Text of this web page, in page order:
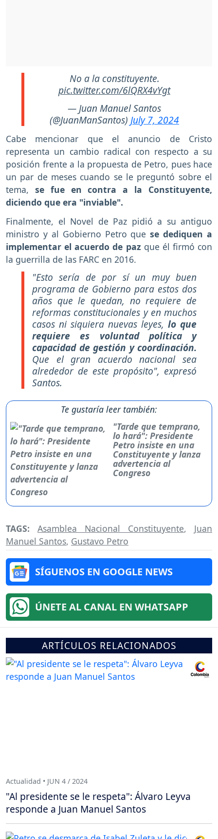
No a la constituyente.
pic.twitter.com/6lQRX4vYgt
— Juan Manuel Santos
(@JuanManSantos) July 7, 2024
Cabe mencionar que el anuncio de Cristo
representa un cambio radical con respecto a su
posición frente a la propuesta de Petro, pues hace
un par de meses cuando se le preguntó sobre el
tema, se fue en contra a la Constituyente,
diciendo que era "inviable".
Finalmente, el Novel de Paz pidió a su antiguo
ministro y al Gobierno Petro quese dediquen a
implementar el acuerdo de paz que él firmó con
la guerrilla de las FARC en 2016.
"Esto sería de por sí un muy buen
programa de Gobierno para estos dos
años que le quedan, no requiere de
reformas constitucionales y en muchos
casos ni siquiera nuevas leyes, lo que
requiere es voluntad política y
capacidad de gestión y coordinación.
Que el gran acuerdo nacional sea
alrededor de este propósito", expresó
Santos.
Te gustaría leer también:
"Tarde que temprano,
lo hará": Presidente
Petro insiste en una
Constituyente y lanza
advertencia al
Congreso
TAGS: Asamblea Nacional Constituyente, Juan
Manuel Santos, Gustavo Petro
SÍGUENOS EN GOOGLE NEWS
ÚNETE AL CANAL EN WHATSAPP
ARTÍCULOS RELACIONADOS
Actualidad • JUN 4 / 2024
"Al presidente se le respeta": Álvaro Leyva
responde a Juan Manuel Santos